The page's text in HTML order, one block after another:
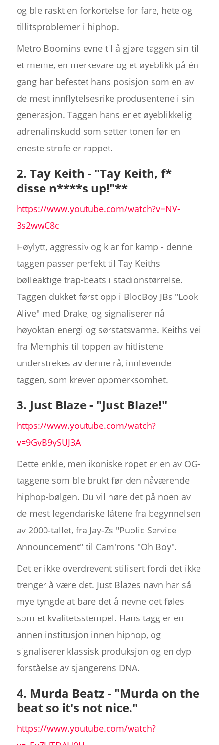
og ble raskt en forkortelse for fare, hete og
tillitsproblemer i hiphop.
Metro Boomins evne til å gjøre taggen sin til
et meme, en merkevare og et øyeblikk på én
gang har befestet hans posisjon som en av
de mest innflytelsesrike produsentene i sin
generasjon. Taggen hans er et øyeblikkelig
adrenalinskudd som setter tonen før en
eneste strofe er rappet.
2. Tay Keith - "Tay Keith, f*
disse n****s up!"**
https://www.youtube.com/watch?v=NV-
3s2wwC8c
Høylytt, aggressiv og klar for kamp - denne
taggen passer perfekt til Tay Keiths
bølleaktige trap-beats i stadionstørrelse.
Taggen dukket først opp i BlocBoy JBs "Look
Alive" med Drake, og signaliserer nå
høyoktan energi og sørstatsvarme. Keiths vei
fra Memphis til toppen av hitlistene
understrekes av denne rå, innlevende
taggen, som krever oppmerksomhet.
3. Just Blaze - "Just Blaze!"
https://www.youtube.com/watch?
v=9GvB9ySUJ3A
Dette enkle, men ikoniske ropet er en av OG-
taggene som ble brukt før den nåværende
hiphop-bølgen. Du vil høre det på noen av
de mest legendariske låtene fra begynnelsen
av 2000-tallet, fra Jay-Zs "Public Service
Announcement" til Cam'rons "Oh Boy".
Det er ikke overdrevent stilisert fordi det ikke
trenger å være det. Just Blazes navn har så
mye tyngde at bare det å nevne det føles
som et kvalitetsstempel. Hans tagg er en
annen institusjon innen hiphop, og
signaliserer klassisk produksjon og en dyp
forståelse av sjangerens DNA.
4. Murda Beatz - "Murda on the
beat so it's not nice."
https://www.youtube.com/watch?